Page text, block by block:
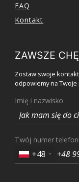
FAQ
Kontakt
ZAWSZE
Zostaw swoje
odpowiemy na Twoje
Imię i nazwisko
Twój numer
+48